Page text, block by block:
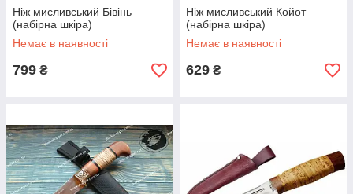
Ніж мисливський Бівінь
(набірна шкіра)
Немає в наявності
799 ₴
Ніж мисливський Койот
(набірна шкіра)
Немає в наявності
629 ₴